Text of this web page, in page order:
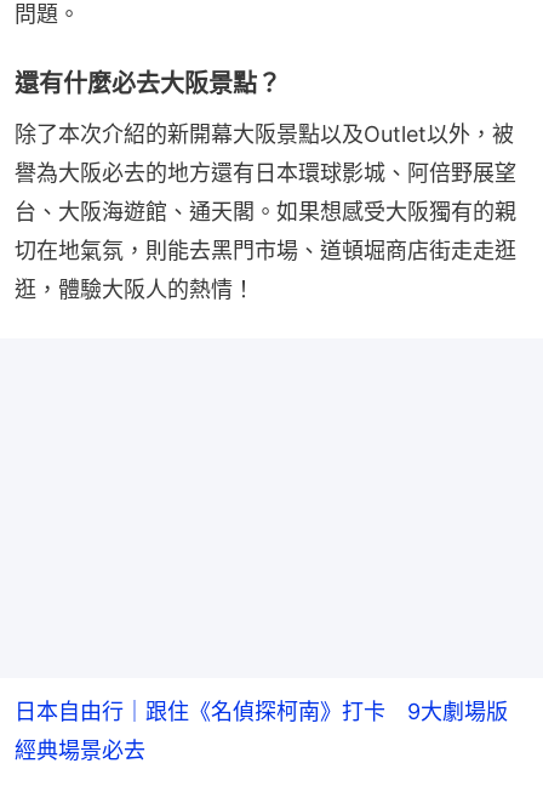
問題。
還有什麼必去大阪景點？
除了本次介紹的新開幕大阪景點以及Outlet以外，被
譽為大阪必去的地方還有日本環球影城、阿倍野展望
台、大阪海遊館、通天閣。如果想感受大阪獨有的親
切在地氣氛，則能去黑門市場、道頓堀商店街走走逛
逛，體驗大阪人的熱情！
日本自由行｜跟住《名偵探柯南》打卡 9大劇場版
經典場景必去